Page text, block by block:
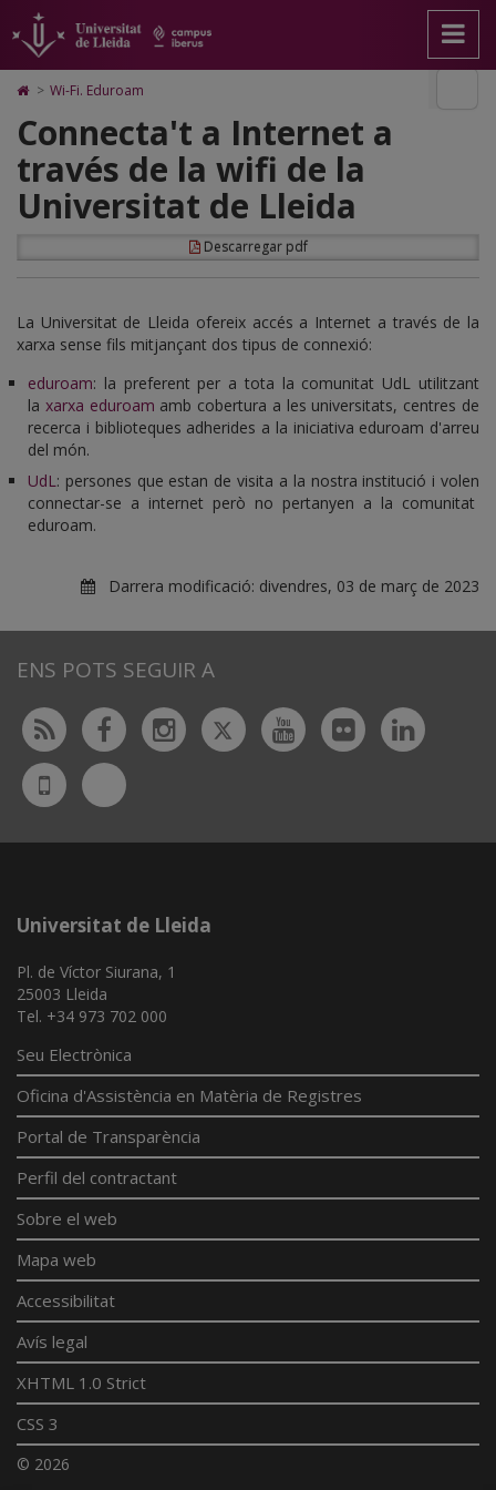
Wi-
Fi.
Eduroam
pàgina
principal.
Universitat
Lleida
contingut
principal
pàgina
Mapa
Web.
Universitat
Lleida
Cerca
Accessibilitat.
Universitat
Lleida
Icono
Home
para
ir
a
página
inicio
> Wi-Fi. Eduroam
Connecta't a Internet a
través de la wifi de la
Universitat de Lleida
Descarregar pdf
La Universitat de Lleida ofereix accés a Internet a través de la
xarxa sense fils mitjançant dos tipus de connexió:
eduroam: la preferent per a tota la comunitat UdL utilitzant
la xarxa eduroam amb cobertura a les universitats, centres de
recerca i biblioteques adherides a la iniciativa eduroam d'arreu
del món.
UdL : persones que estan de visita a la nostra institució i volen
connectar-se a internet però no pertanyen a la comunitat
eduroam.
Darrera modificació: divendres, 03 de març de 2023
ENS POTS SEGUIR A
Rss FacebookInstagram
TwitterYoutubeFlickr
UdL
App
Bluesky
Universitat de Lleida
Pl. de Víctor Siurana, 1
25003 Lleida
Tel. +34 973 702 000
Seu Electrònica
Oficina d'Assistència en Matèria de Registres
Portal de Transparència
Perfil del contractant
Sobre el web
Mapa web
Accessibilitat
Avís legal
XHTML 1.0 Strict
CSS 3
© 2026